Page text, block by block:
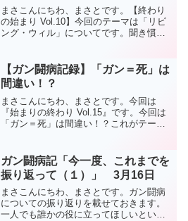
まさこんにちわ、まさとです。【終わり
の始まり Vol.10】今回のテーマは「リビ
ング・ウィル」についてです。聞き慣れ
ル」という言葉を知っていますでしょう
か？30代より若...
【ガン闘病記録】「ガン＝死」は
間違い！？
まさこんにちわ、まさとです。今回は
『始まりの終わり Vol.15』です。今回は
「ガン＝死」は間違い！？これがテーマ
ない事だなー。」と思うので、今回は素
直に感想だけをお伝...
ガン闘病記「今一度、これまでを
振り返って（１）」 3月16日
まさこんにちわ、まさとです。ガン闘病
についての振り返りを載せておきます。
一人でも誰かの役に立ってほしいという